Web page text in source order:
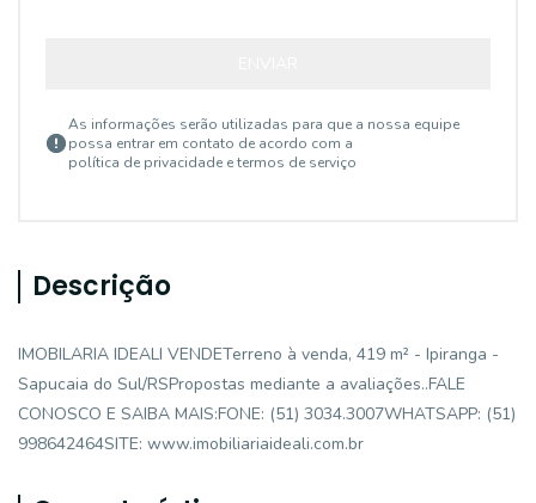
As informações serão utilizadas para que a nossa equipe
possa entrar em contato de acordo com a
política de privacidade e termos de serviço
Descrição
IMOBILARIA IDEALI VENDETerreno à venda, 419 m² - Ipiranga -
Sapucaia do Sul/RSPropostas mediante a avaliações..FALE
CONOSCO E SAIBA MAIS:FONE: (51) 3034.3007WHATSAPP: (51)
998642464SITE: www.imobiliariaideali.com.br